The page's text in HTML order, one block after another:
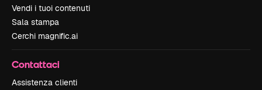
Vendi i tuoi contenuti
Sala stampa
Cerchi magnific.ai
Contattaci
Assistenza clienti